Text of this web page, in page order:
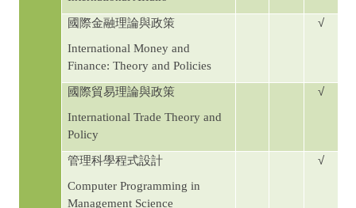
國際金融理論與政策
International Money and
Finance: Theory and Policies
√
國際貿易理論與政策
International Trade Theory and
Policy
√
管理科學程式設計
Computer Programming in
Management Science
√